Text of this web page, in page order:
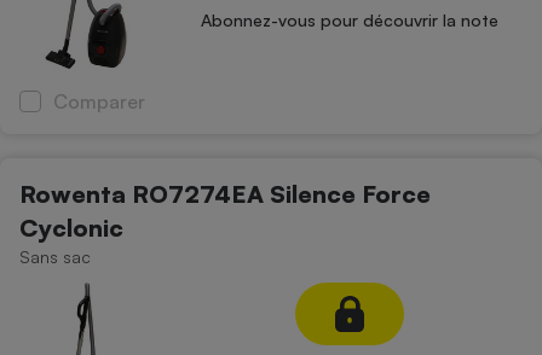
Abonnez-vous pour découvrir la note
Comparer
Rowenta RO7274EA Silence Force
Cyclonic
Sans sac